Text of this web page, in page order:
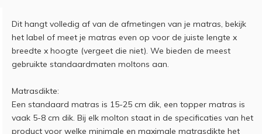
Dit hangt volledig af van de afmetingen van je matras, bekijk
het label of meet je matras even op voor de juiste lengte x
breedte x hoogte (vergeet die niet). We bieden de meest
gebruikte standaardmaten moltons aan.
Matrasdikte:
Een standaard matras is 15-25 cm dik, een topper matras is
vaak 5-8 cm dik. Bij elk molton staat in de specificaties van het
product voor welke minimale en maximale matrasdikte het